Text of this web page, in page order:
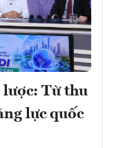
lược: Từ thu
lực quốc